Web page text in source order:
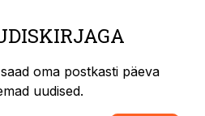
oma postkasti päeva
uudised.